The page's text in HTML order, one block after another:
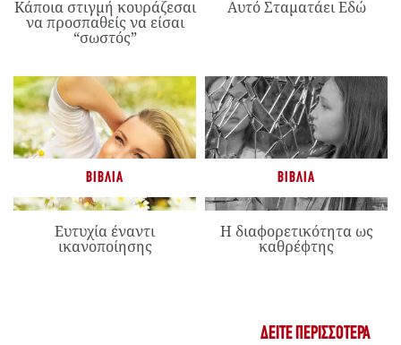
Κάποια στιγμή κουράζεσαι
να προσπαθείς να είσαι
“σωστός”
Αυτό Σταματάει Εδώ
ΒΙΒΛΊΑ
Ευτυχία έναντι
ικανοποίησης
ΒΙΒΛΊΑ
Η διαφορετικότητα ως
καθρέφτης
ΔΕΊΤΕ ΠΕΡΙΣΣΌΤΕΡΑ